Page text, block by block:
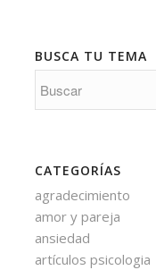
BUSCA TU TEMA
CATEGORÍAS
agradecimiento
amor y pareja
ansiedad
artículos psicologia